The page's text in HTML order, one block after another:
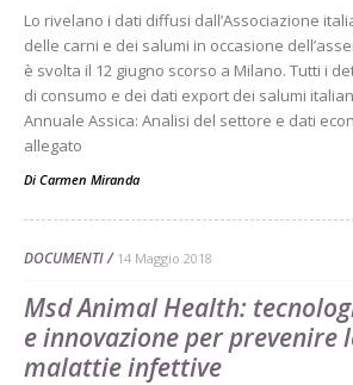
Lo rivelano i dati diffusi dall’Associazione
delle carni e dei salumi in occasione
è svolta il 12 giugno scorso a Milano. Tutti i
di consumo e dei dati export dei salumi
Annuale Assica: Analisi del settore e dati
allegato
Di Carmen Miranda
DOCUMENTI 14 Maggio 2018
Msd Animal Health:
e innovazione per prevenire
malattie infettive